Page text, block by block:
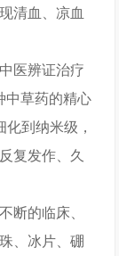
清血、凉血
医辨证治疗
中草药的精心
到纳米级，
复发作、久
断的临床、
、冰片、硼